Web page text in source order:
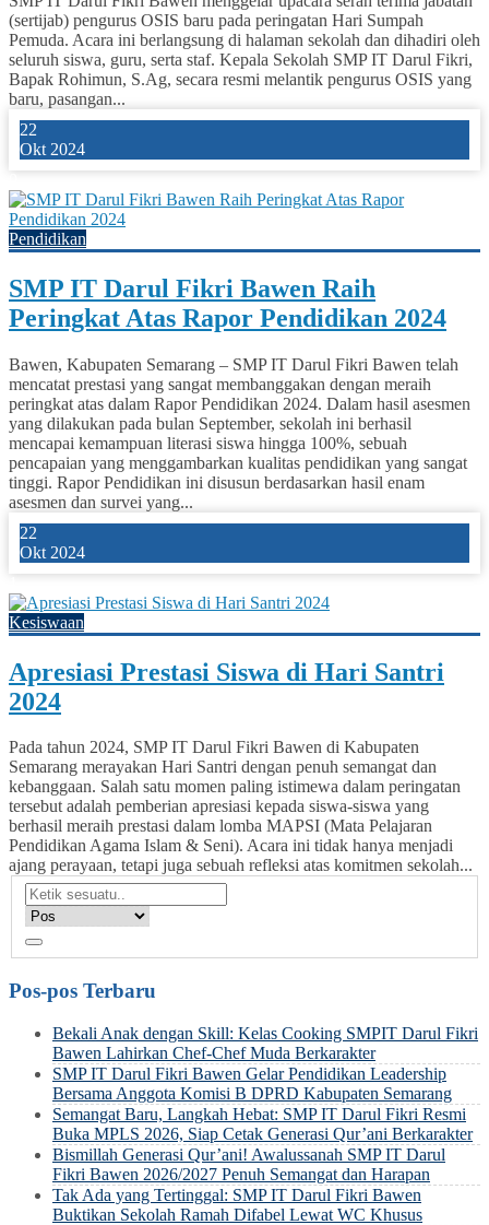
(sertijab) pengurus OSIS baru pada peringatan Hari Sumpah
Pemuda. Acara ini berlangsung di halaman sekolah dan dihadiri oleh
seluruh siswa, guru, serta staf. Kepala Sekolah SMP IT Darul Fikri,
Bapak Rohimun, S.Ag, secara resmi melantik pengurus OSIS yang
baru, pasangan...
22
Okt 2024
Pendidikan
SMP IT Darul Fikri Bawen Raih
Peringkat Atas Rapor Pendidikan 2024
Bawen, Kabupaten Semarang – SMP IT Darul Fikri Bawen telah
mencatat prestasi yang sangat membanggakan dengan meraih
peringkat atas dalam Rapor Pendidikan 2024. Dalam hasil asesmen
yang dilakukan pada bulan September, sekolah ini berhasil
mencapai kemampuan literasi siswa hingga 100%, sebuah
pencapaian yang menggambarkan kualitas pendidikan yang sangat
tinggi. Rapor Pendidikan ini disusun berdasarkan hasil enam
asesmen dan survei yang...
22
Okt 2024
Kesiswaan
Apresiasi Prestasi Siswa di Hari Santri
2024
Pada tahun 2024, SMP IT Darul Fikri Bawen di Kabupaten
Semarang merayakan Hari Santri dengan penuh semangat dan
kebanggaan. Salah satu momen paling istimewa dalam peringatan
tersebut adalah pemberian apresiasi kepada siswa-siswa yang
berhasil meraih prestasi dalam lomba MAPSI (Mata Pelajaran
Pendidikan Agama Islam & Seni). Acara ini tidak hanya menjadi
ajang perayaan, tetapi juga sebuah refleksi atas komitmen sekolah...
Pos-pos Terbaru
Bekali Anak dengan Skill: Kelas Cooking SMPIT Darul Fikri
Bawen Lahirkan Chef-Chef Muda Berkarakter
SMP IT Darul Fikri Bawen Gelar Pendidikan Leadership
Bersama Anggota Komisi B DPRD Kabupaten Semarang
Semangat Baru, Langkah Hebat: SMP IT Darul Fikri Resmi
Buka MPLS 2026, Siap Cetak Generasi Qur’ani Berkarakter
Bismillah Generasi Qur’ani! Awalussanah SMP IT Darul
Fikri Bawen 2026/2027 Penuh Semangat dan Harapan
Tak Ada yang Tertinggal: SMP IT Darul Fikri Bawen
Buktikan Sekolah Ramah Difabel Lewat WC Khusus